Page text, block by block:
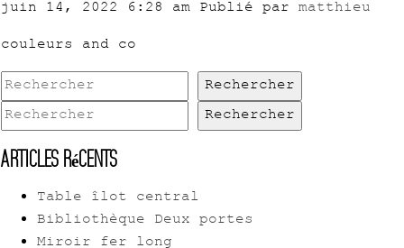
juin 14, 2022 6:28 am Publié par matthieu
couleurs and co
Rechercher
Rechercher
Articles récents
Table îlot central
Bibliothèque Deux portes
Miroir fer long